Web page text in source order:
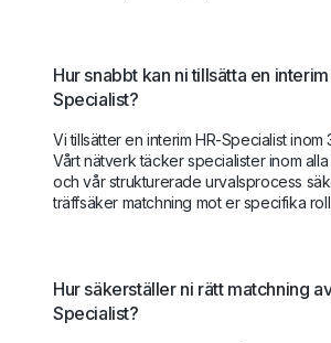
Hur snabbt kan ni tillsätta en interim
Specialist?
Vi tillsätter en interim HR-Specialist inom
Vårt nätverk täcker specialister inom alla
och vår strukturerade urvalsprocess
träffsäker matchning mot er specifika
Hur säkerställer ni rätt matchning
Specialist?